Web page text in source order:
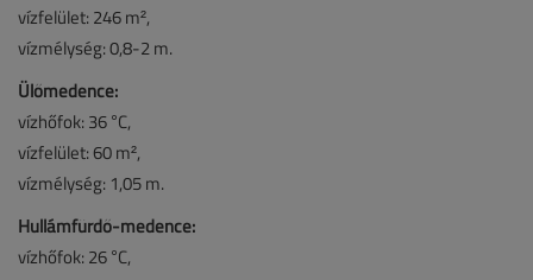
vízfelület: 246 m²,
vízmélység: 0,8-2 m.
Ülőmedence:
vízhőfok: 36 °C,
vízfelület: 60 m²,
vízmélység: 1,05 m.
Hullámfürdő-medence:
vízhőfok: 26 °C,